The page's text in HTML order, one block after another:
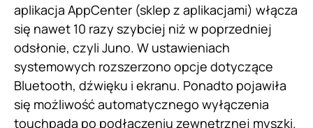
aplikacja AppCenter (sklep z aplikacjami) włącza
się nawet 10 razy szybciej niż w poprzedniej
odsłonie, czyli Juno. W ustawieniach
systemowych rozszerzono opcje dotyczące
Bluetooth, dźwięku i ekranu. Ponadto pojawiła
się możliwość automatycznego wyłączenia
touchpada po podłączeniu zewnętrznej myszki.